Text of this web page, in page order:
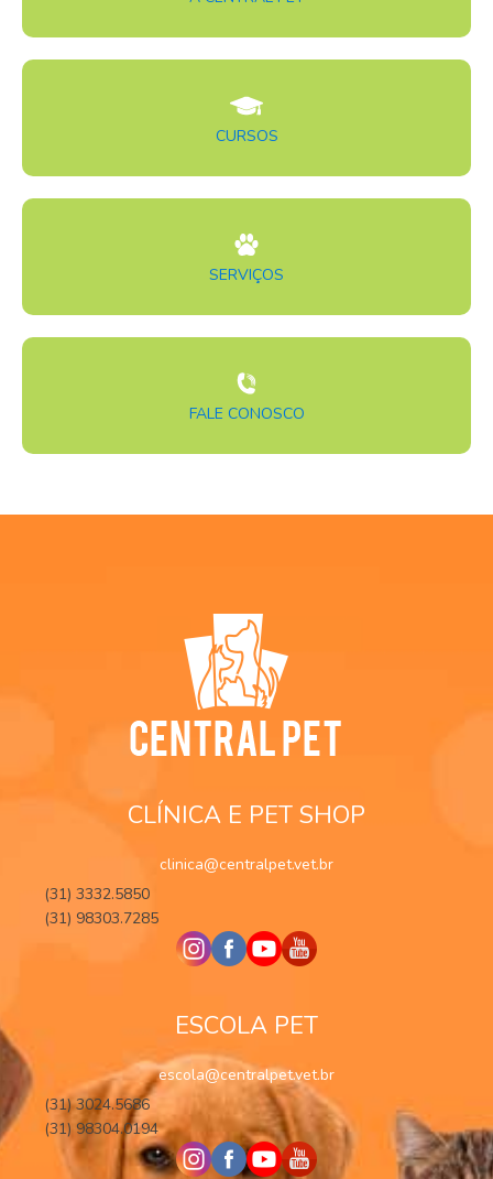
CURSOS
SERVIÇOS
FALE CONOSCO
CLÍNICA E PET SHOP
clinica@centralpet.vet.br
(31) 3332.5850
(31) 98303.7285
ESCOLA PET
escola@centralpet.vet.br
(31) 3024.5686
(31) 98304.0194